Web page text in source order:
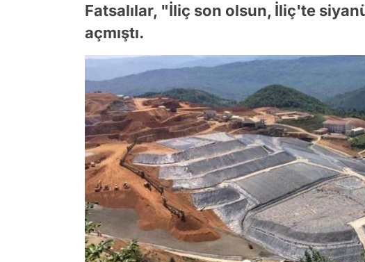
Fatsalılar, "İliç son olsun, İliç'te
açmıştı.